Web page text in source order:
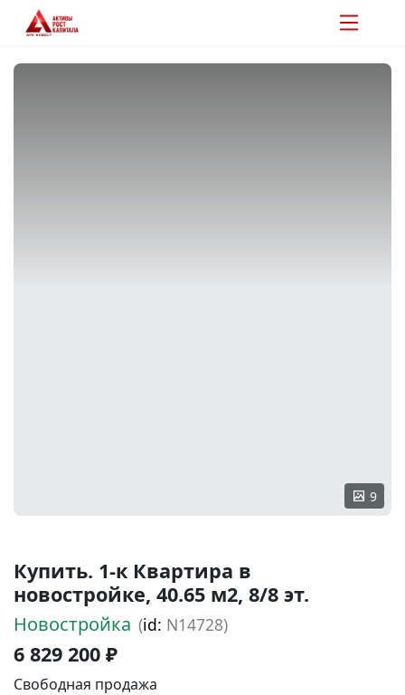
9
Купить. 1-к Квартира в
новостройке, 40.65 м2, 8/8 эт.
Новостройка (id: N14728)
6 829 200 ₽
Свободная продажа